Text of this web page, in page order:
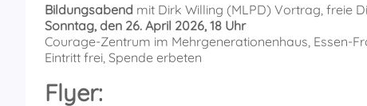
Bildungsabend mit Dirk Willing (MLPD) Vortrag, freie
Sonntag, den 26. April 2026, 18 Uhr
Courage-Zentrum im Mehrgenerationenhaus, Essen-
Eintritt frei, Spende erbeten
Flyer: